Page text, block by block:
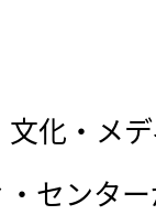
化・メ
センタ